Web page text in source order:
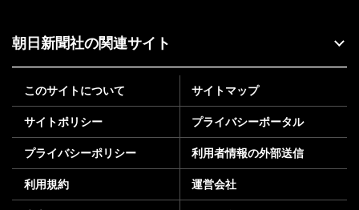
朝日新聞社の関連サイト
このサイトについて サイトマップ
サイトポリシー プライバシーポータル
プライバシーポリシー 利用者情報の外部送信
利用規約 運営会社